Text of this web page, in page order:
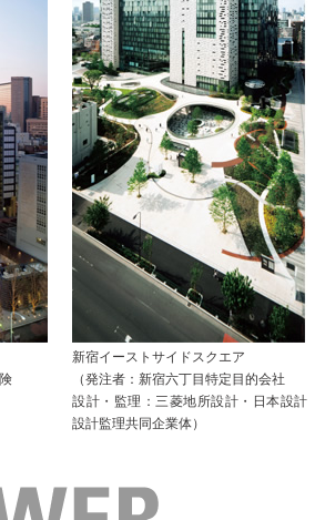
新宿イーストサイドスクエア
（発注者：新宿六丁目特定目的会社
設計・監理：三菱地所設計・日本設計
設計監理共同企業体）